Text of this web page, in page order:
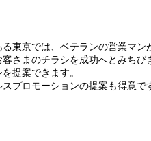
る東京では、ベテランの営業マ
さまのチラシを成功へとみち
提案できます。
プロモーションの提案も得意